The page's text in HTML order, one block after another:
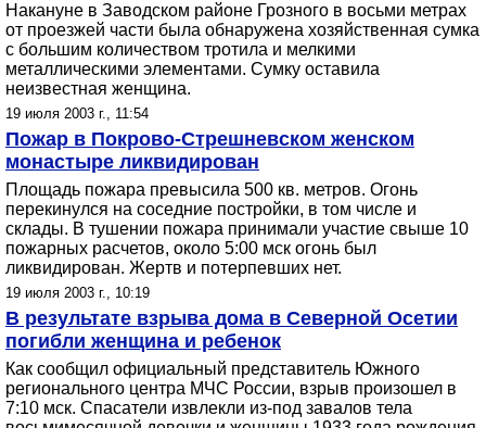
Накануне в Заводском районе Грозного в восьми метрах
от проезжей части была обнаружена хозяйственная сумка
с большим количеством тротила и мелкими
металлическими элементами. Сумку оставила
неизвестная женщина.
19 июля 2003 г., 11:54
Пожар в Покрово-Стрешневском женском
монастыре ликвидирован
Площадь пожара превысила 500 кв. метров. Огонь
перекинулся на соседние постройки, в том числе и
склады. В тушении пожара принимали участие свыше 10
пожарных расчетов, около 5:00 мск огонь был
ликвидирован. Жертв и потерпевших нет.
19 июля 2003 г., 10:19
В результате взрыва дома в Северной Осетии
погибли женщина и ребенок
Как сообщил официальный представитель Южного
регионального центра МЧС России, взрыв произошел в
7:10 мск. Спасатели извлекли из-под завалов тела